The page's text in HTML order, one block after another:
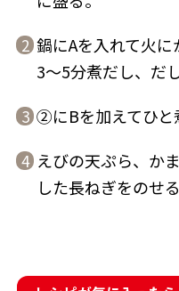
『踊り節』
2 鍋にAを入れて火
3～5分煮だし、だ
3 ②にBを加えてひと
4 えびの天ぷら、か
した長ねぎをのせる